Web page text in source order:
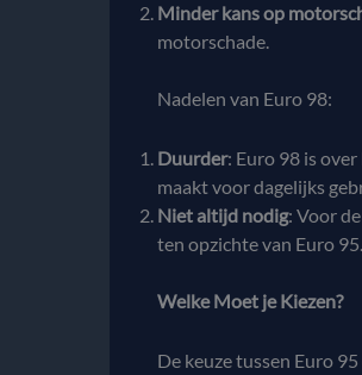
Minder kans op
motorschade.
Nadelen van Euro 98:
Duurder: Euro 98 is
maakt voor dagelijks
Niet altijd nodig: Voor
ten opzichte van Euro 95.
Welke Moet je Kiezen?
De keuze tussen Euro